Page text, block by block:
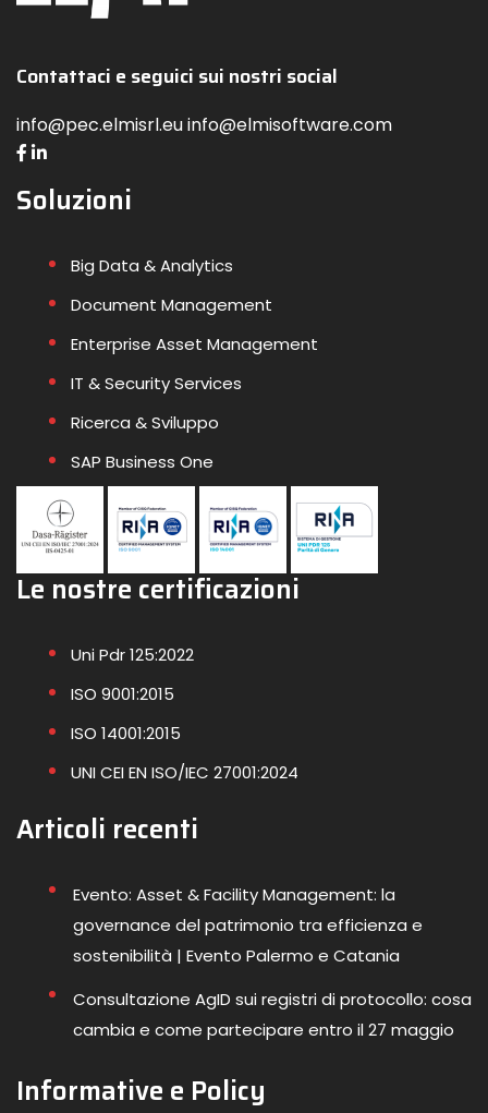
Contattaci e seguici sui nostri social
info@pec.elmisrl.eu info@elmisoftware.com
Soluzioni
Big Data & Analytics
Document Management
Enterprise Asset Management
IT & Security Services
Ricerca & Sviluppo
SAP Business One
Le nostre certificazioni
Uni Pdr 125:2022
ISO 9001:2015
ISO 14001:2015
UNI CEI EN ISO/IEC 27001:2024
Articoli recenti
Evento: Asset & Facility Management: la
governance del patrimonio tra efficienza e
sostenibilità | Evento Palermo e Catania
Consultazione AgID sui registri di protocollo: cosa
cambia e come partecipare entro il 27 maggio
Informative e Policy